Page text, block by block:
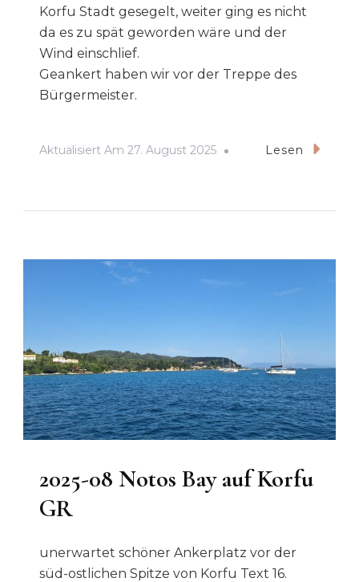
Korfu Stadt gesegelt, weiter ging es nicht
da es zu spät geworden wäre und der
Wind einschlief.
Geankert haben wir vor der Treppe des
Bürgermeister.
Aktualisiert Am 27. August 2025 Lesen
2025-08 Notos Bay auf Korfu
GR
unerwartet schöner Ankerplatz vor der
süd-ostlichen Spitze von Korfu Text 16.